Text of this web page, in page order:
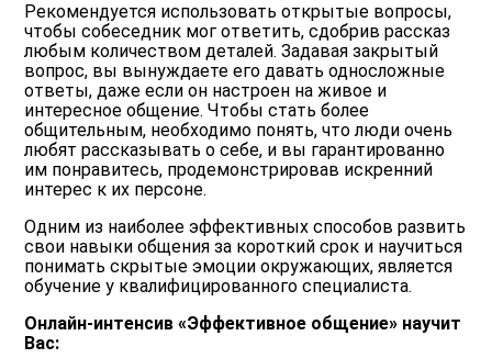
Рекомендуется использовать открытые вопросы,
чтобы собеседник мог ответить, сдобрив рассказ
любым количеством деталей. Задавая закрытый
вопрос, вы вынуждаете его давать односложные
ответы, даже если он настроен на живое и
интересное общение. Чтобы стать более
общительным, необходимо понять, что люди очень
любят рассказывать о себе, и вы гарантированно
им понравитесь, продемонстрировав искренний
интерес к их персоне.
Одним из наиболее эффективных способов развить
свои навыки общения за короткий срок и научиться
понимать скрытые эмоции окружающих, является
обучение у квалифицированного специалиста.
Онлайн-интенсив «Эффективное общение» научит
Вас: